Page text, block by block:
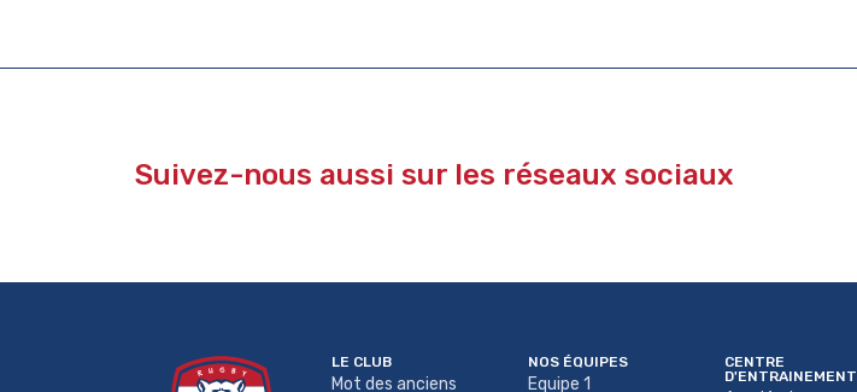
Suivez-nous aussi sur les réseaux sociaux
LE CLUB
Mot des anciens
NOS ÉQUIPES
Equipe 1
CENTRE
D'ENTRAINEMENT